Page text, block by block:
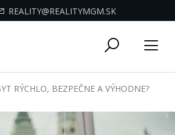
REALITY@REALITYMGM.SK
Toggle
RÝCHLO, BEZPEČNE A VÝHODNE?